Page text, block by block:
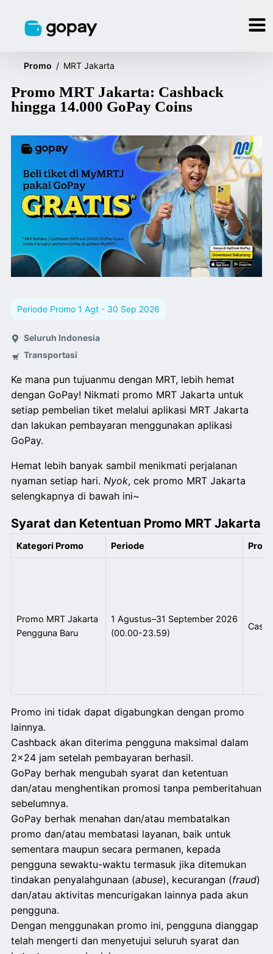
Promo / MRT Jakarta
Promo MRT Jakarta: Cashback
hingga 14.000 GoPay Coins
Periode Promo 1 Agt - 30 Sep 2026
Seluruh Indonesia
Transportasi
Ke mana pun tujuanmu dengan MRT, lebih hemat
dengan GoPay! Nikmati promo MRT Jakarta untuk
setiap pembelian tiket melalui aplikasi MRT Jakarta
dan lakukan pembayaran menggunakan aplikasi
GoPay.
Hemat lebih banyak sambil menikmati perjalanan
nyaman setiap hari. Nyok, cek promo MRT Jakarta
selengkapnya di bawah ini~
Syarat dan Ketentuan Promo MRT Jakarta
Kategori Promo Periode
Promo MRT Jakarta
Pengguna Baru
1 Agustus–31 September 2026
(00.00-23.59)
Promo ini tidak dapat digabungkan dengan promo
lainnya.
Cashback akan diterima pengguna maksimal dalam
2x24 jam setelah pembayaran berhasil.
GoPay berhak mengubah syarat dan ketentuan
dan/atau menghentikan promosi tanpa pemberitahuan
sebelumnya.
GoPay berhak menahan dan/atau membatalkan
promo dan/atau membatasi layanan, baik untuk
sementara maupun secara permanen, kepada
pengguna sewaktu-waktu termasuk jika ditemukan
tindakan penyalahgunaan (abuse), kecurangan (fraud)
dan/atau aktivitas mencurigakan lainnya pada akun
pengguna.
Dengan menggunakan promo ini, pengguna dianggap
telah mengerti dan menyetujui seluruh syarat dan